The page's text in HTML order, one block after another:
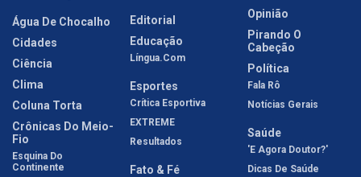
Água De Chocalho
Cidades
Ciência
Clima
Coluna Torta
Crônicas Do Meio-
Fio
Esquina Do
Continente
Editorial
Educação
Língua.com
Esportes
Crítica Esportiva
EXTREME
Resultados
Fato & Fé
Opinião
Pirando O
Cabeção
Política
Fala Rô
Notícias Gerais
Saúde
'E Agora Doutor?'
Dicas De Saúde